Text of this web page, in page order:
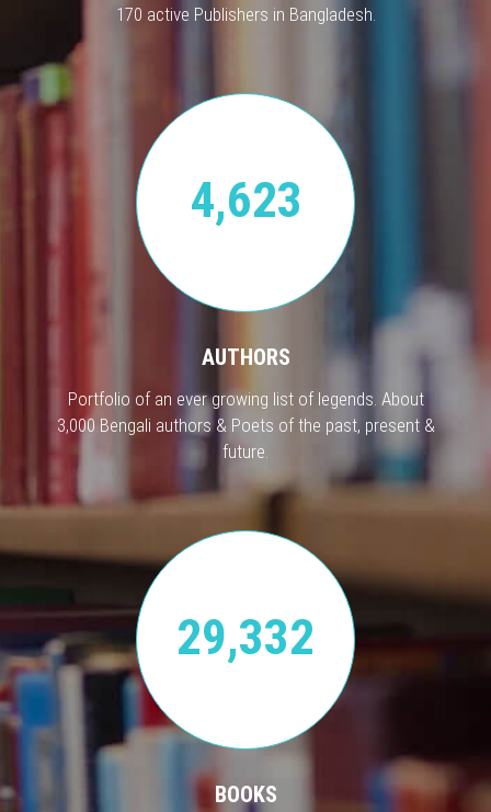
170 active Publishers in Bangladesh.
4,623
AUTHORS
Portfolio of an ever growing list of legends. About
3,000 Bengali authors & Poets of the past, present &
future.
29,332
BOOKS